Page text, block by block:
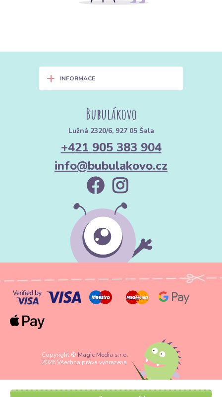
+ INFORMACE
Bubulákovo
Lužná 2320/6, 927 05 Šala
+421 905 383 904
info@bubulakovo.cz
Copyright © Magic Media s.r.o.
2026 Všechna práva vyhrazena